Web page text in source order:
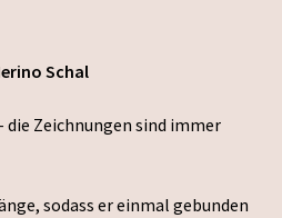
Schal
die Zeichnungen sind immer
sodass er einmal gebunden